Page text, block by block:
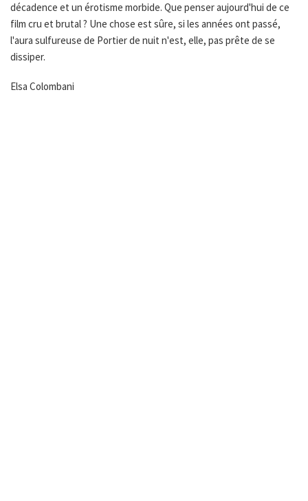
décadence et un érotisme morbide. Que penser aujourd'hui de ce
film cru et brutal ? Une chose est sûre, si les années ont passé,
l'aura sulfureuse de Portier de nuit n'est, elle, pas prête de se
dissiper.
Elsa Colombani